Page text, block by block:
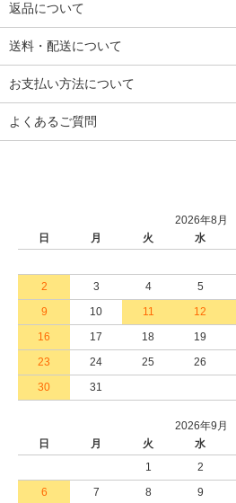
返品について
送料・配送について
お支払い方法について
よくあるご質問
2026年8月
日
月 火 水
2
3 4 5
9
10 11 12
16
17 18 19
23
24 25 26
30
31
2026年9月
日
月 火 水
1
2
6
7 8 9